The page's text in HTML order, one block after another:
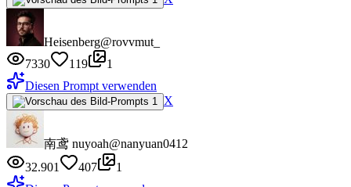
Heisenberg@rovvmut_
7330
119
1
Diesen Prompt verwenden
X
南鸢 nuyoah@nanyuan0412
32.901
407
1